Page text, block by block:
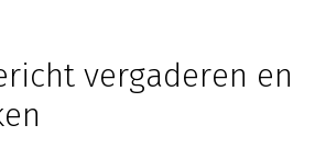
vergaderen en